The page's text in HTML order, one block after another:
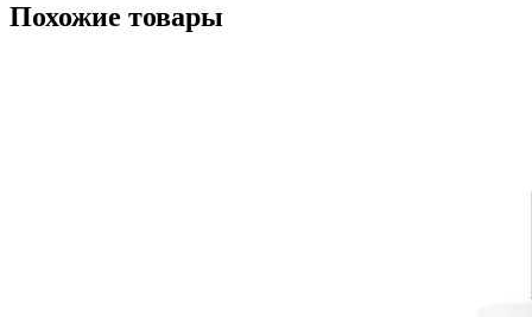
Похожие товары